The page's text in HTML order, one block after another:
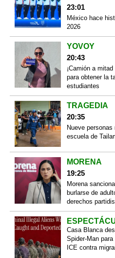
23:01
México hace
2026
YOVOY
20:43
¡Camión a
para obtener la
estudiantes
TRAGEDIA
20:35
Nueve
escuela de
MORENA
19:25
Morena
burlarse de
derechos
Casa Blanca
Spider-Man
ICE contra